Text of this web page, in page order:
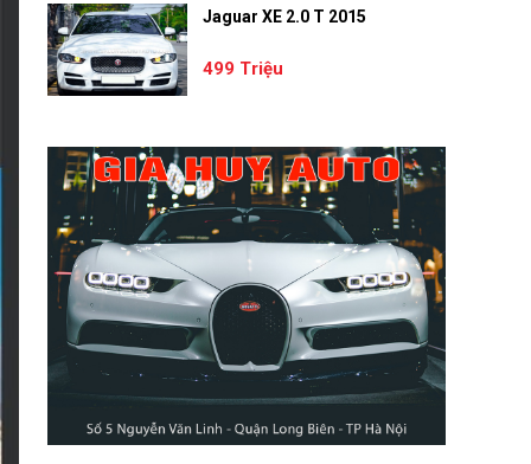
Jaguar XE 2.0 T 2015
499 Triệu